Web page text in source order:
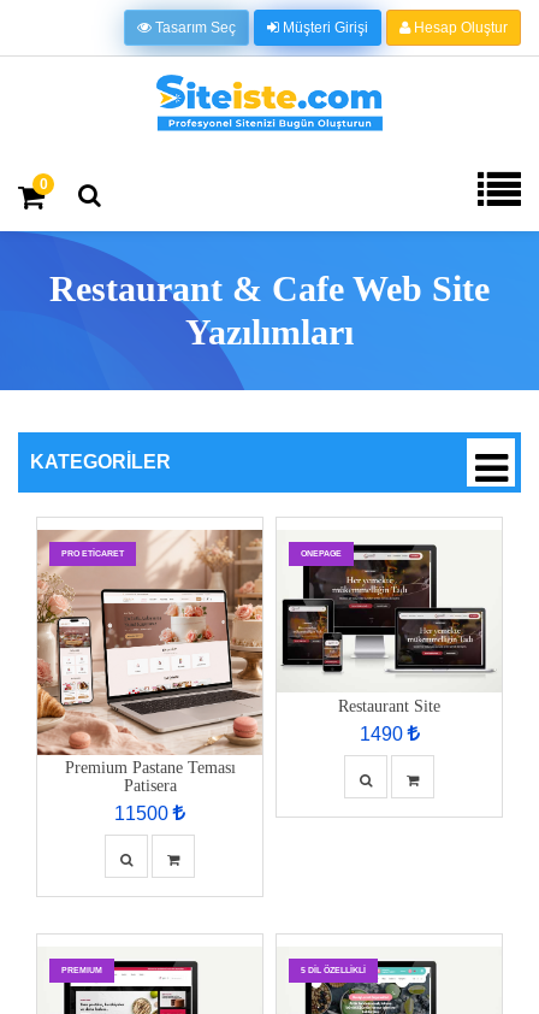
Tasarım Seç Müşteri Girişi Hesap Oluştur
0
Restaurant & Cafe Web Site
Yazılımları
KATEGORILER
PRO ETİCARET
Premium Pastane Teması
Patisera
11500
ONEPAGE
Restaurant Site
1490
PREMIUM 5 DIL ÖZELLIKLI